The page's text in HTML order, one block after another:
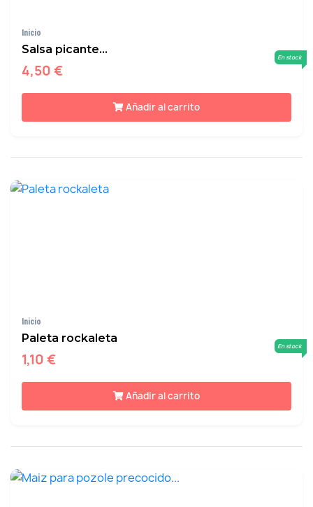
Inicio
Salsa picante...
4,50 €
En stock
Añadir al carrito
Inicio
Paleta rockaleta
1,10 €
En stock
Añadir al carrito